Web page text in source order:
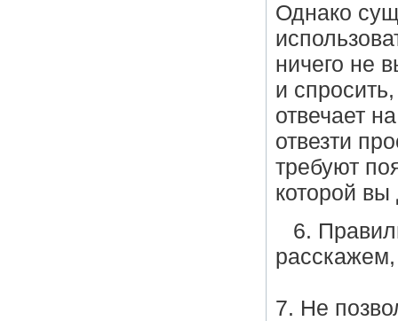
Однако
ничего не
и
отвечает
отвезти
требуют
которой
6.
расскажем,
7. Не